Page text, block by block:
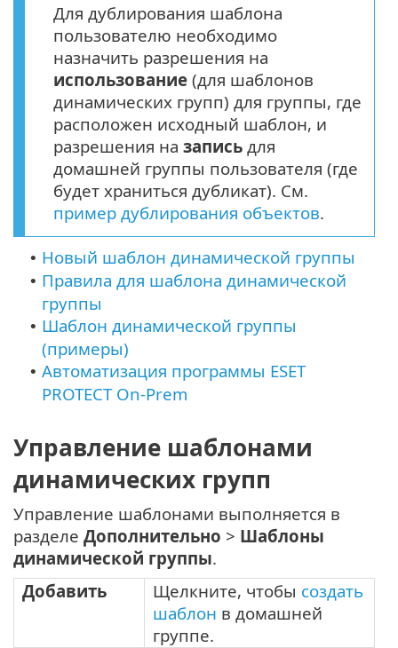
Для дублирования шаблона
пользователю необходимо
назначить разрешения на
использование (для шаблонов
динамических групп) для группы, где
расположен исходный шаблон, и
разрешения на запись для
домашней группы пользователя (где
будет храниться дубликат). См.
пример дублирования объектов.
• Новый шаблон динамической группы
• Правила для шаблона динамической
группы
• Шаблон динамической группы
(примеры)
• Автоматизация программы ESET
PROTECT On-Prem
Управление шаблонами
динамических групп
Управление шаблонами выполняется в
разделе Дополнительно > Шаблоны
динамической группы.
Добавить
Щелкните, чтобы создать
шаблон в домашней
группе.